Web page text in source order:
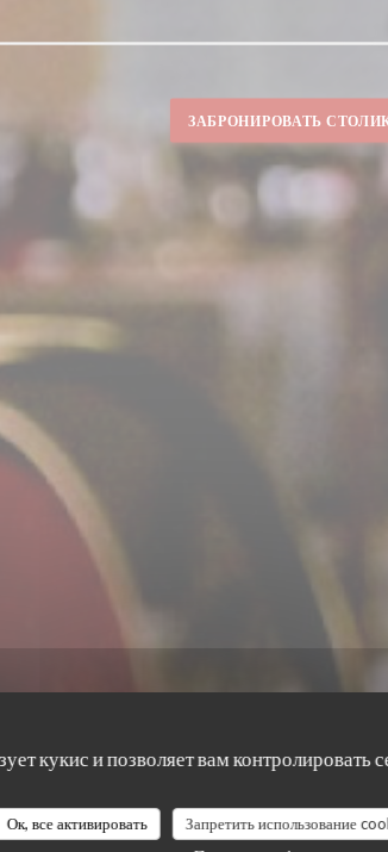
кукис и позволяет вам контролировать
Ок, все активировать Запретить использование
ЗАБРОНИРОВАТЬ